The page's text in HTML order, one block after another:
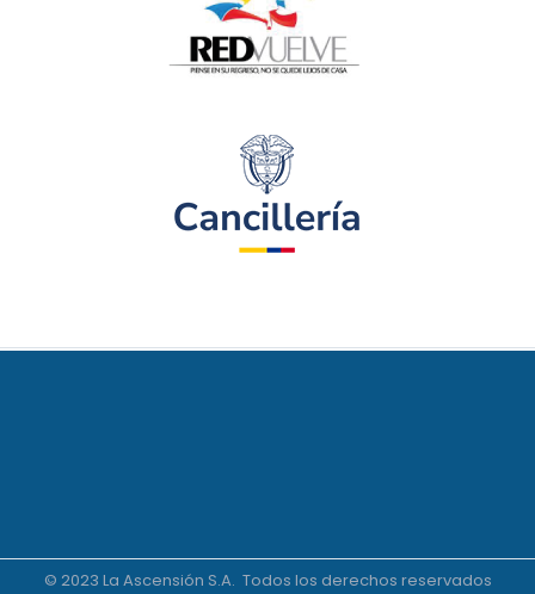
© 2023 La Ascensión S.A. Todos los derechos reservados